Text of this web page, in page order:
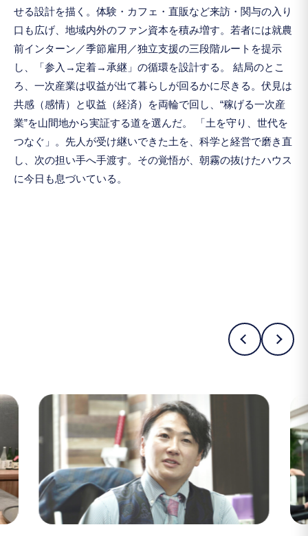
せる設計を描く。体験・カフェ・直販など来訪・関与の入り
口も広げ、地域内外のファン資本を積み増す。若者には就農
前インターン／季節雇用／独立支援の三段階ルートを提示
し、「参入→定着→承継」の循環を設計する。 結局のとこ
ろ、一次産業は収益が出て暮らしが回るかに尽きる。伏見は
共感（感情）と収益（経済）を両輪で回し、“稼げる一次産
業”を山間地から実証する道を選んだ。 「土を守り、世代を
つなぐ」。先人が受け継いできた土を、科学と経営で磨き直
し、次の担い手へ手渡す。その覚悟が、朝霧の抜けたハウス
に今日も息づいている。